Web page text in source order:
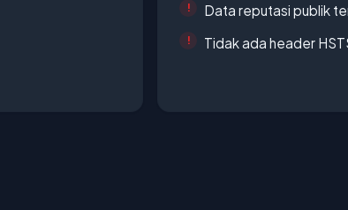
Data reputasi publik
Tidak ada header